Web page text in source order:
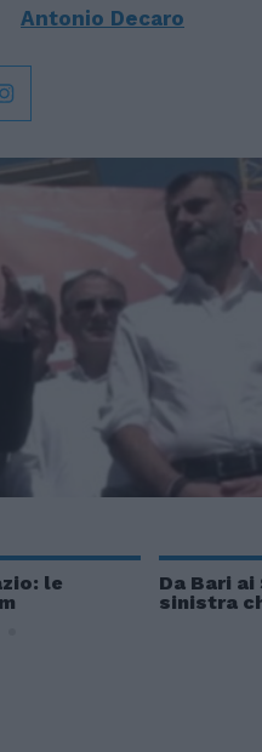
Antonio Decaro
le
Da Bari
sinistra